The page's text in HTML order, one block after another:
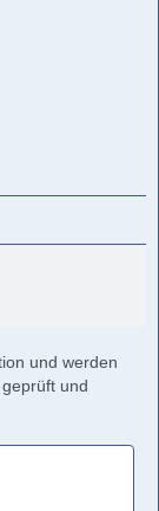
und werden
und